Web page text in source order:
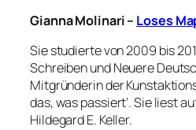
Gianna Molinari – Loses
Sie studierte von 2009 bis
Schreiben und Neuere
Mitgründerin der
das, was passiert‘. Sie liest
Hildegard E. Keller.